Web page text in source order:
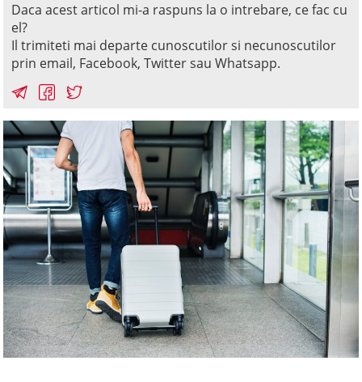
Daca acest articol mi-a raspuns la o intrebare, ce fac cu
el?
Il trimiteti mai departe cunoscutilor si necunoscutilor
prin email, Facebook, Twitter sau Whatsapp.